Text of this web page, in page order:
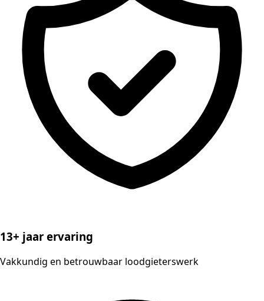
13+ jaar ervaring
Vakkundig en betrouwbaar loodgieterswerk